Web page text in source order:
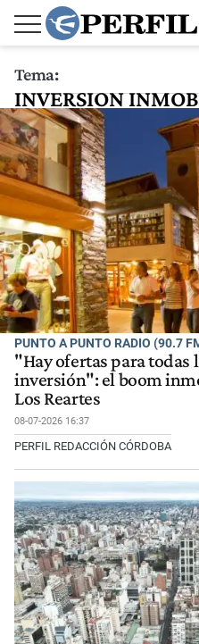
Tema:
INVERSION
PUNTO A PUNTO RADIO (90.7
"Hay ofertas para todas
inversión": el boom
Los Reartes
08-07-2026 16:37
PERFIL REDACCIÓN CÓRDOBA